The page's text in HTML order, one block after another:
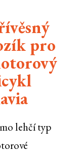
pro
lehčí typ